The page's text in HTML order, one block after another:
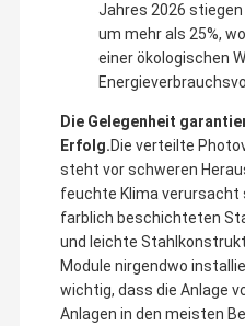
Jahres 2026 stiegen
um mehr als 25%,
einer ökologischen
Die Gelegenheit
Erfolg.Die verteilte
steht vor schweren
feuchte Klima verursacht
farblich beschichteten
und leichte
Module nirgendwo
wichtig, dass die Anlage
Anlagen in den meisten